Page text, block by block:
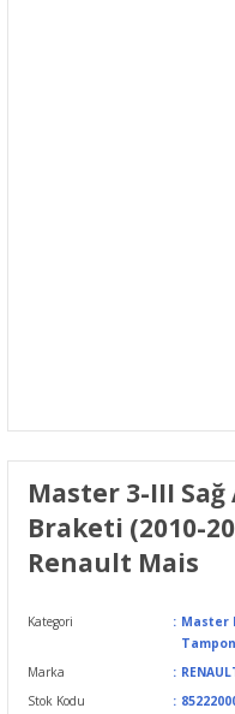
Master 3-III Sağ
Braketi (2010-
Renault Mais
Kategori Master
Marka
Stok Kodu